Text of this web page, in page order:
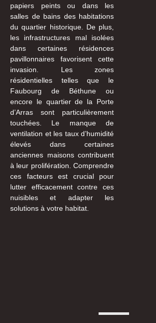
papiers peints ou dans les
salles de bains des habitations
du quartier historique. De plus,
les infrastructures mal isolées
dans certaines résidences
pavillonnaires favorisent cette
invasion. Les zones
résidentielles telles que le
Faubourg de Béthune ou
encore le quartier de la Porte
d’Arras sont particulièrement
touchées. Le manque de
ventilation et les taux d’humidité
élevés dans certaines
anciennes maisons contribuent
à leur prolifération. Comprendre
ces facteurs est crucial pour
lutter efficacement contre ces
nuisibles et adapter les
solutions à votre habitat.